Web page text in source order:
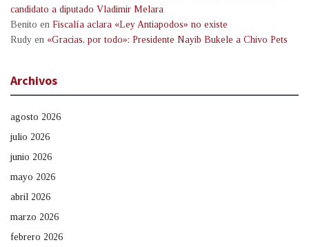
candidato a diputado Vladimir Melara
Benito en Fiscalía aclara «Ley Antiapodos» no existe
Rudy en «Gracias, por todo»: Presidente Nayib Bukele a Chivo Pets
Archivos
agosto 2026
julio 2026
junio 2026
mayo 2026
abril 2026
marzo 2026
febrero 2026